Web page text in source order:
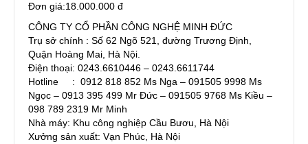
Đơn giá:18.000.000 đ
CÔNG TY CỔ PHẦN CÔNG NGHỆ MINH ĐỨC
Trụ sở chính : Số 62 Ngõ 521, đường Trương Định,
Quận Hoàng Mai, Hà Nội.
Điện thoại: 0243.6610446 – 0243.6611744
Hotline : 0912 818 852 Ms Nga – 091505 9998 Ms
Ngọc – 0913 395 499 Mr Đức – 091505 9768 Ms Kiều –
098 789 2319 Mr Minh
Nhà máy: Khu công nghiệp Cầu Bươu, Hà Nội
Xưởng sản xuất: Vạn Phúc, Hà Nội